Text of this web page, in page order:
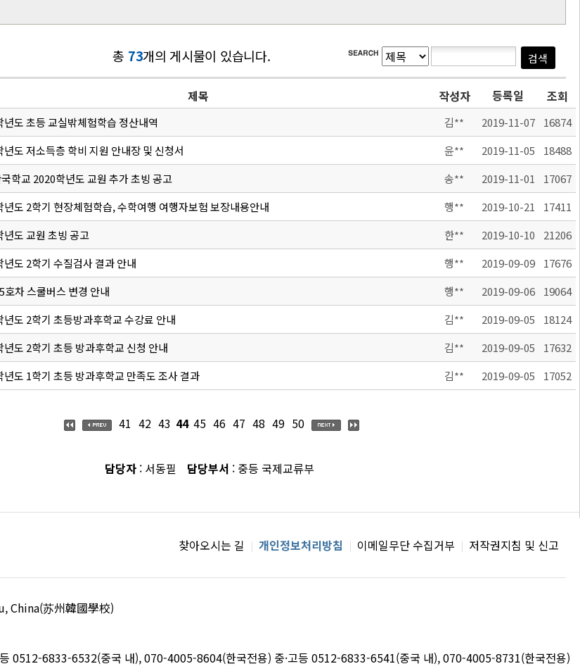
총 73개의 게시물이 있습니다.
제목 작성자 등록일 조회
년도 초등 교실밖체험학습 정산내역 김** 2019-11-07
16874
년도 저소득층 학비 지원 안내장 및 신청서 윤** 2019-11-05
18488
학교 2020학년도 교원 추가 초빙 공고 송** 2019-11-01
17067
년도 2학기 현장체험학습, 수학여행 여행자보험 보장내용안내 행** 2019-10-21
17411
년도 교원 초빙 공고 한** 2019-10-10
21206
년도 2학기 수질검사 결과 안내 행** 2019-09-09
17676
호차 스쿨버스 변경 안내 행** 2019-09-06
19064
년도 2학기 초등방과후학교 수강료 안내 김** 2019-09-05
18124
년도 2학기 초등 방과후학교 신청 안내 김** 2019-09-05
17632
년도 1학기 초등 방과후학교 만족도 조사 결과 김** 2019-09-05 17052
41 42 43 44 45 46 47 48 49 50
담당자 : 서동필 담당부서 : 중등 국제교류부
찾아오시는 길 개인정보처리방침 이메일무단 수집거부 저작권지침 및 신고
China(苏州韓國學校)
0512-6833-6532(중국 내), 070-4005-8604(한국전용) 중·고등 0512-6833-6541(중국 내), 070-4005-8731(한국전용)